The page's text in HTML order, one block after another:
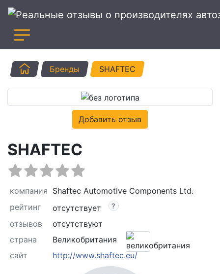
ГлавнаяБренды SHAFTEC
Добавить отзыв
SHAFTEC
компания Shaftec Automotive Components Ltd.
рейтинг
отсутствует
отзывов
отсутствуют
страна
Великобритания
сайт
http://www.shaftec.eu/